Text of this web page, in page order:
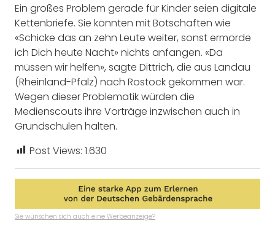
Ein großes Problem gerade für Kinder seien digitale
Kettenbriefe. Sie könnten mit Botschaften wie
«Schicke das an zehn Leute weiter, sonst ermorde
ich Dich heute Nacht» nichts anfangen. «Da
müssen wir helfen», sagte Dittrich, die aus Landau
(Rheinland-Pfalz) nach Rostock gekommen war.
Wegen dieser Problematik würden die
Medienscouts ihre Vorträge inzwischen auch in
Grundschulen halten.
Post Views: 1.630
Sie wünschen sich auch eine Werbeanzeige?